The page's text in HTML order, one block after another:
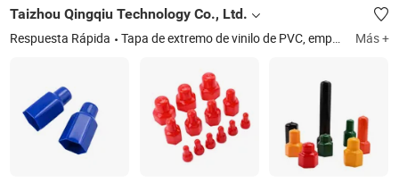
Taizhou Qingqiu Technology Co., Ltd.
Respuesta Rápida Tapa de extremo de vinilo de PVC, empuñadura de goma de vinilo de PVC Más +